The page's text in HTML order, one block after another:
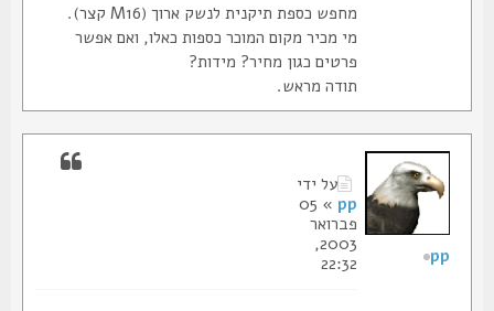
מחפש כספת תיקנית לנשק ארוך (M16 קצר).
מי מכיר מקום המוכר כספות כאלו, ואם אפשר
פרטים כגון מחיר? מידות?
תודה מראש.
על ידי
pp
» 05
פברואר
2003,
22:32